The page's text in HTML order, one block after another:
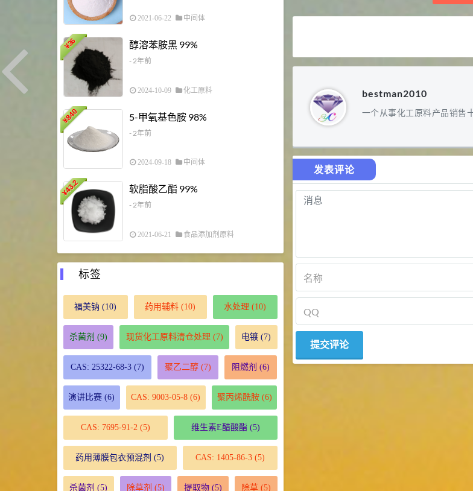
bestman2010
一个从事化工原料产品销售
发表评论
2021-06-22 中间体
¥
36 醇溶苯胺黑 99%
- 2年前
2024-10-09 化工原料
¥
840 5-甲氧基色胺 98%
- 2年前
2024-09-18 中间体
¥
43.2 软脂酸乙酯 99%
- 2年前
2021-06-21 食品添加剂原料
2021-05-25 食品添加剂原料
2021-05-25 食品添加剂原料
硬脂富马酸钠 99%
2021-06-19
34.8 10 DL-蛋氨酸 99%
标签
福美钠 (10) 药用辅料 (10) 水处理 (10)
杀菌剂 (9) 现货化工原料清仓处理 (7) 电镀 (7)
CAS: 25322-68-3(7) 聚乙二醇(7) 阻燃剂 (6)
演讲比赛 (6) CAS: 9003-05-8 (6) 聚丙烯酰胺(6)
CAS: 7695-91-2 (5) 维生素E醋酸酯(5)
药用薄膜包衣预混剂 (5) CAS: 1405-86-3(5)
杀菌剂 (5) 除草剂 (5) 提取物(5) 除草(5)